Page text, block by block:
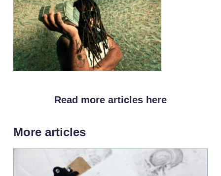
Read more articles here
More articles